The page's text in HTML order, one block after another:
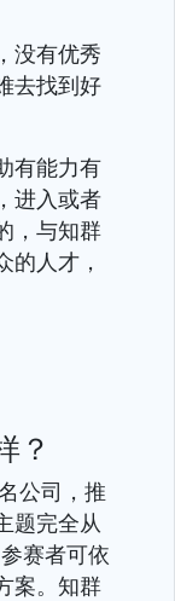
没有优秀
去找到好
有能力有
进入或者
，与知群
的人才，
？
公司，推
题完全从
赛者可依
案。知群